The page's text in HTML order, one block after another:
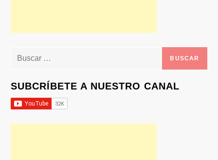
Buscar:
SUBCRÍBETE A NUESTRO CANAL